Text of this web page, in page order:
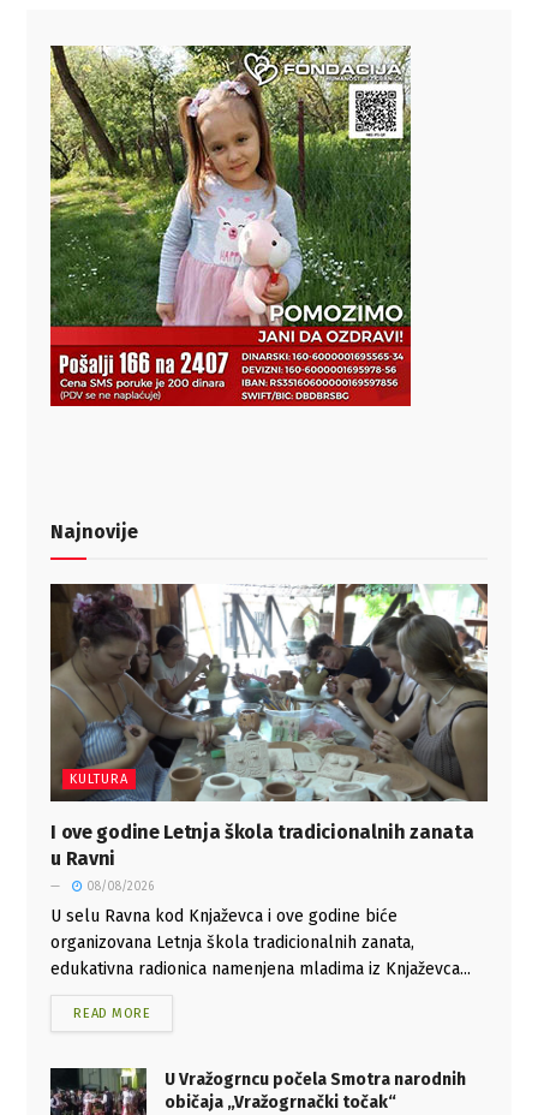
Najnovije
KULTURA
I ove godine Letnja škola tradicionalnih zanata
u Ravni
08/08/2026
U selu Ravna kod Knjaževca i ove godine biće
organizovana Letnja škola tradicionalnih zanata,
edukativna radionica namenjena mladima iz Knjaževca...
READ MORE
U Vražogrncu počela Smotra narodnih
običaja „Vražogrnački točak“